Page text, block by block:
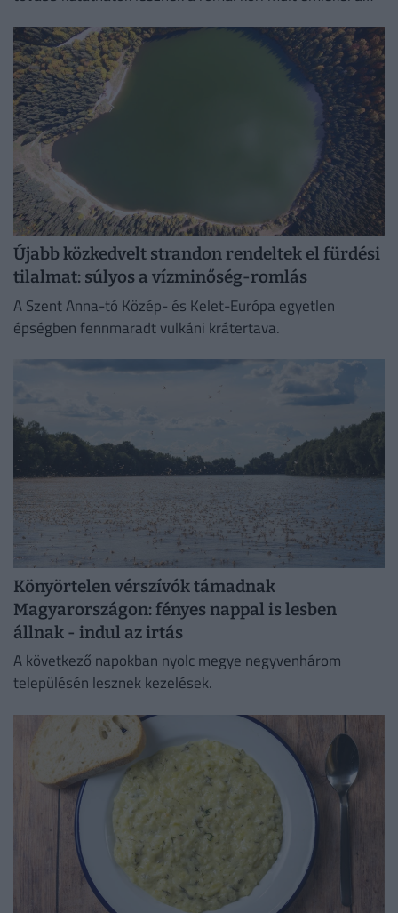
Újabb közkedvelt strandon rendeltek el fürdési
tilalmat: súlyos a vízminőség-romlás
A Szent Anna-tó Közép- és Kelet-Európa egyetlen
épségben fennmaradt vulkáni krátertava.
Könyörtelen vérszívók támadnak
Magyarországon: fényes nappal is lesben
állnak - indul az irtás
A következő napokban nyolc megye negyvenhárom
településén lesznek kezelések.